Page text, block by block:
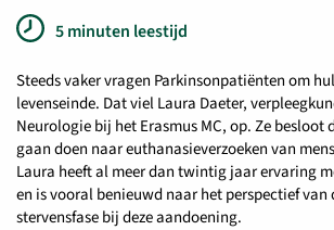
5 minuten leestijd
Steeds vaker vragen Parkinsonpatiënten om
levenseinde. Dat viel Laura Daeter,
Neurologie bij het Erasmus MC, op. Ze besloot
gaan doen naar euthanasieverzoeken van
Laura heeft al meer dan twintig jaar ervaring
en is vooral benieuwd naar het perspectief van
stervensfase bij deze aandoening.